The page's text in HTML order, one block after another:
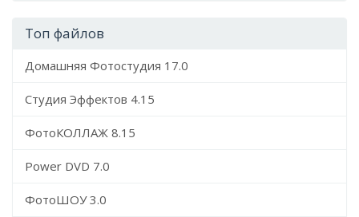
Топ файлов
Домашняя Фотостудия 17.0
Студия Эффектов 4.15
ФотоКОЛЛАЖ 8.15
Power DVD 7.0
ФотоШОУ 3.0